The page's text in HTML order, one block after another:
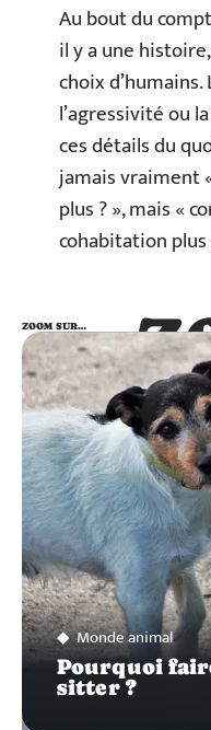
Au bout du
il y a une
choix
l’agressivité ou
ces détails du
jamais vraiment
plus ? », mais «
cohabitation
ZOOM SUR…
Monde animal
Pourquoi
sitter ?